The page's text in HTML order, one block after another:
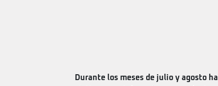
Durante los meses de julio y agosto